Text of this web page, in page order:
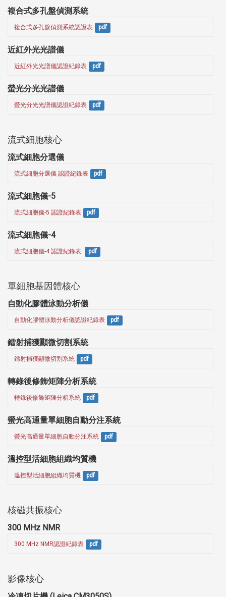
複合式多孔盤偵測系統
複合式多孔盤偵測系統認證表 pdf
近紅外光光譜儀
近紅外光光譜儀認證紀錄表 pdf
螢光分光光譜儀
螢光分光光譜儀認證紀錄表 pdf
流式細胞核心
流式細胞分選儀
流式細胞分選儀 認證紀錄表 pdf
流式細胞儀-5
流式細胞儀-5 認證紀錄表 pdf
流式細胞儀-4
流式細胞儀-4 認證紀錄表 pdf
單細胞基因體核心
自動化膠體泳動分析儀
自動化膠體泳動分析儀認證紀錄表 pdf
鐳射捕獲顯微切割系統
鐳射捕獲顯微切割系統 pdf
轉錄後修飾矩陣分析系統
轉錄後修飾矩陣分析系統 pdf
螢光高通量單細胞自動分注系統
螢光高通量單細胞自動分注系統 pdf
溫控型活細胞組織均質機
溫控型活細胞組織均質機 pdf
核磁共振核心
300 MHz NMR
300 MHz NMR認證紀錄表 pdf
影像核心